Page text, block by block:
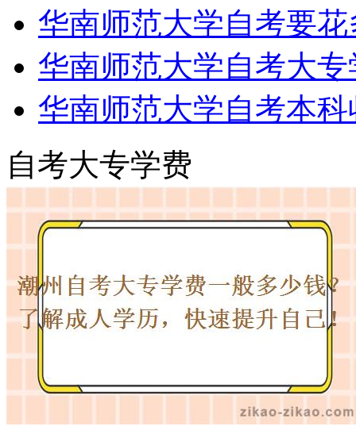
华南师范大学自考要
华南师范大学自考大
华南师范大学自考本
自考大专学费